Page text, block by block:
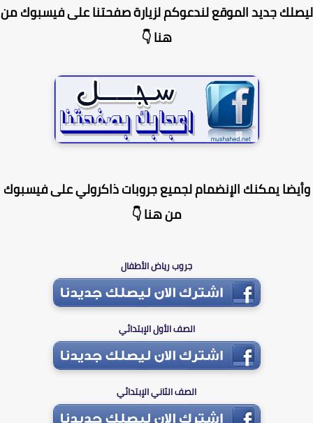
جديد الموقع لندعوكم لزيارة صفحتنا على فيسبوك من
هنا 👇
يمكنك الإنضمام لجميع جروبات ذاكرولي على فيسبوك
من هنا 👇
جروب رياض الأطفال
الصف الأول الإبتدائي
الصف الثاني الإبتدائي